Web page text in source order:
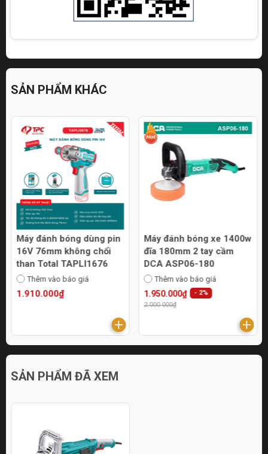
SẢN PHẨM KHÁC
Máy đánh bóng dùng pin
16V 76mm không chổi
than Total TAPLI1676
Thêm vào báo giá
1.910.000₫
Máy đánh bóng xe 1400w
đĩa 180mm 2 tay cầm
DCA ASP06-180
Thêm vào báo giá
1.950.000₫
2.000.000₫
- 2%
SẢN PHẨM ĐÃ XEM